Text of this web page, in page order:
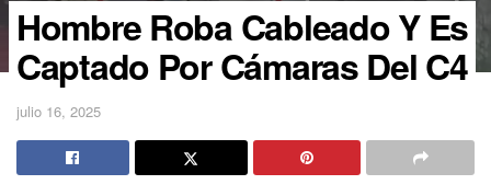
Hombre Roba Cableado Y Es
Captado Por Cámaras Del C4
julio 16, 2025